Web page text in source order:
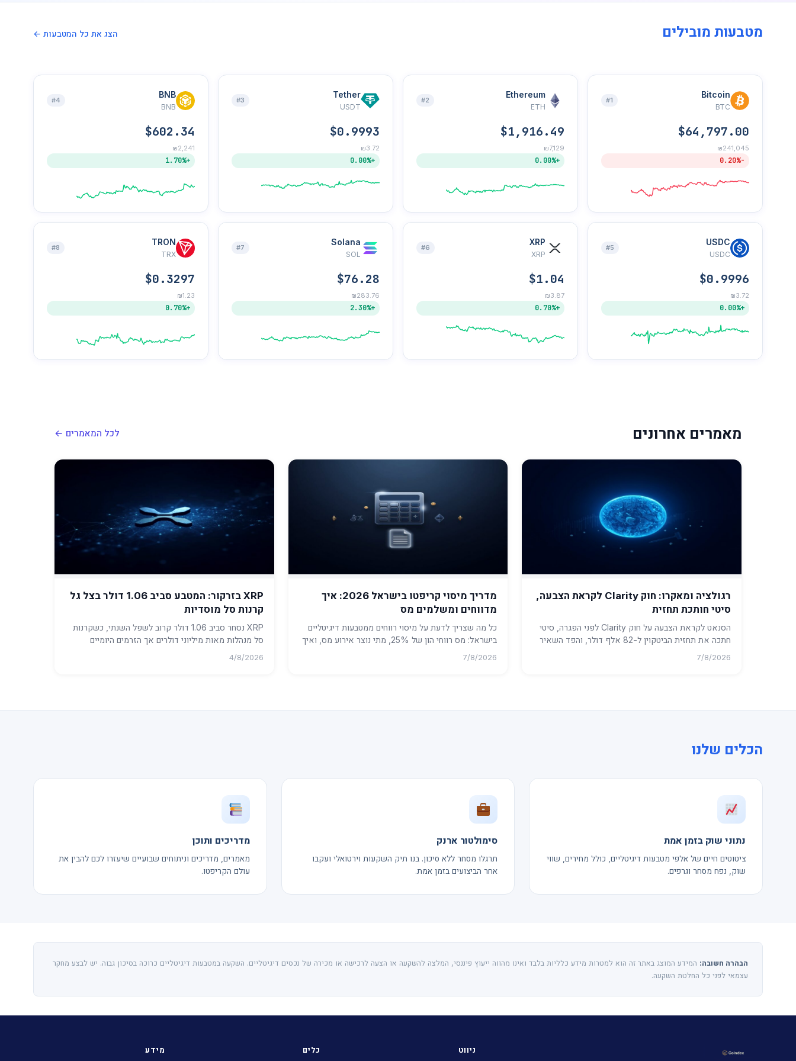
מטבעות מובילים הצג את כל המטבעות ←
Bitcoin
BTC
#1
$64,797.00
₪241,045
-0.20%
Ethereum
ETH
#2
$1,916.49
₪7,129
+0.00%
Tether
USDT
#3
$0.9993
₪3.72
+0.00%
BNB
BNB
#4
$602.34
₪2,241
+1.70%
USDC
USDC
#5
$0.9996
₪3.72
+0.00%
XRP
XRP
#6
$1.04
₪3.87
+0.70%
Solana
SOL
#7
$76.28
₪283.76
+2.30%
TRON
TRX
#8
$0.3297
₪1.23
+0.70%
מאמרים אחרונים לכל המאמרים ←
רגולציה ומאקרו: חוק Clarity לקראת הצבעה,
סיטי חותכת תחזית
הסנאט לקראת הצבעה על חוק Clarity לפני הפגרה, סיטי
חתכה את תחזית הביטקוין ל-82 אלף דולר, והפד השאיר
את הריבית ללא שינוי. ...
7/8/2026
מדריך מיסוי קריפטו בישראל 2026: איך
מדווחים ומשלמים מס
כל מה שצריך לדעת על מיסוי רווחים ממטבעות דיגיטליים
בישראל: מס רווחי הון של 25%, מתי נוצר אירוע מס, ואיך
מחשבים ומדווחים ...
7/8/2026
XRP בזרקור: המטבע סביב 1.06 דולר בצל גל
קרנות סל מוסדיות
XRP נסחר סביב 1.06 דולר קרוב לשפל השנתי, כשקרנות
סל מנהלות מאות מיליוני דולרים אך הזרמים היומיים
נחלשים. ...
4/8/2026
הכלים שלנו
נתוני שוק בזמן אמת
ציטוטים חיים של אלפי מטבעות דיגיטליים, כולל מחירים, שווי
שוק, נפח מסחר וגרפים.
סימולטור ארנק
תרגלו מסחר ללא סיכון. בנו תיק השקעות וירטואלי ועקבו
אחר הביצועים בזמן אמת.
מדריכים ותוכן
מאמרים, מדריכים וניתוחים שבועיים שיעזרו לכם להבין את
עולם הקריפטו.
הבהרה חשובה: המידע המוצג באתר זה הוא למטרות מידע כלליות בלבד ואינו מהווה ייעוץ פיננסי, המלצה להשקעה או הצעה לרכישה או מכירה של נכסים דיגיטליים. השקעה במטבעות דיגיטליים כרוכה בסיכון גבוה. יש לבצע מחקר
עצמאי לפני כל החלטת השקעה.
ניווט כלים מידע